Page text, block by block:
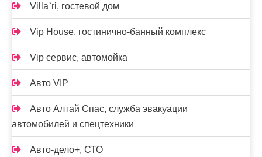
Villa`ri, гостевой дом
Vip House, гостинично-банный комплекс
Vip сервис, автомойка
Авто VIP
Авто Алтай Спас, служба эвакуации
автомобилей и спецтехники
Авто-дело+, СТО